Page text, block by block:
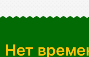
Нет